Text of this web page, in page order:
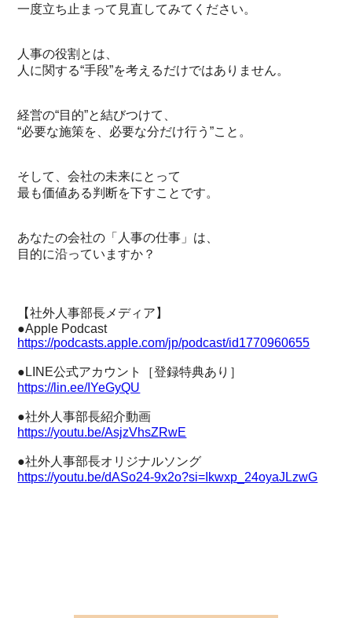
一度立ち止まって見直してみてください。
人事の役割とは、
人に関する“手段”を考えるだけではありません。
経営の“目的”と結びつけて、
“必要な施策を、必要な分だけ行う”こと。
そして、会社の未来にとって
最も価値ある判断を下すことです。
あなたの会社の「人事の仕事」は、
目的に沿っていますか？
【社外人事部長メディア】
●Apple Podcast
https://podcasts.apple.com/jp/podcast/id1770960655
●LINE公式アカウント［登録特典あり］
https://lin.ee/IYeGyQU
●社外人事部長紹介動画
https://youtu.be/AsjzVhsZRwE
●社外人事部長オリジナルソング
https://youtu.be/dASo24-9x2o?si=Ikwxp_24oyaJLzwG